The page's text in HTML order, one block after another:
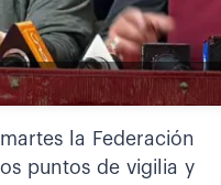
la Federación
puntos de vigilia y